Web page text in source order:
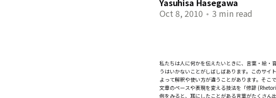
Oct 8, 2010 • 3 min read
私たちは人に何かを伝えたいときに、言葉・絵・
うはいかないことがしばしばあります。このサイ
よって解釈や使い方が違うことがあります。そこ
文章のペースや表現を変える技法を「修辞
例をみると、耳にしたことがある言葉がたくさん